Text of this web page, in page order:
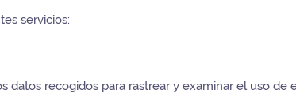
servicios:
recogidos para rastrear y examinar el uso de